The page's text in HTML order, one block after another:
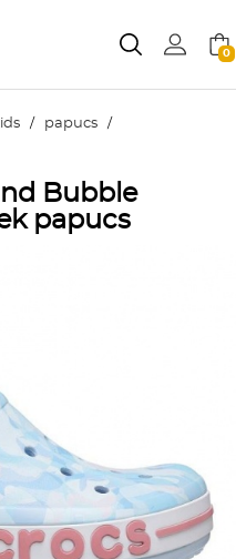
0
/ papucs /
Bubble
papucs